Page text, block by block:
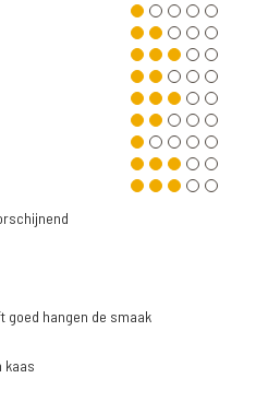
goed hangen de smaak
kaas